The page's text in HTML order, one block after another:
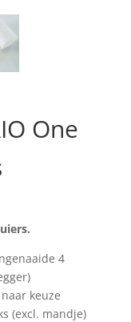
One
4
keuze
(excl. mandje)